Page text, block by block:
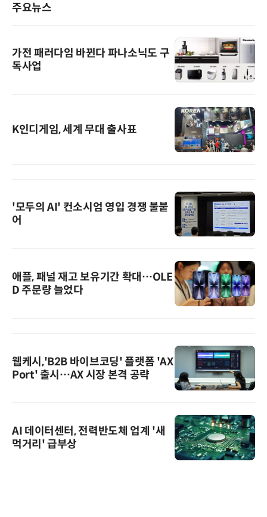
주요뉴스
가전 패러다임 바뀐다 파나소닉도 구
독사업
K인디게임, 세계 무대 출사표
'모두의 AI' 컨소시엄 영입 경쟁 불붙
어
애플, 패널 재고 보유기간 확대…OLE
D 주문량 늘었다
웹케시,'B2B 바이브코딩' 플랫폼 'AX
Port' 출시…AX 시장 본격 공략
AI 데이터센터, 전력반도체 업계 '새
먹거리' 급부상